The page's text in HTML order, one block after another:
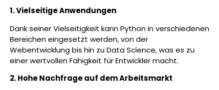
1. Vielseitige Anwendungen
Dank seiner Vielseitigkeit kann Python in verschiedenen
Bereichen eingesetzt werden, von der
Webentwicklung bis hin zu Data Science, was es zu
einer wertvollen Fähigkeit für Entwickler macht.
2. Hohe Nachfrage auf dem Arbeitsmarkt